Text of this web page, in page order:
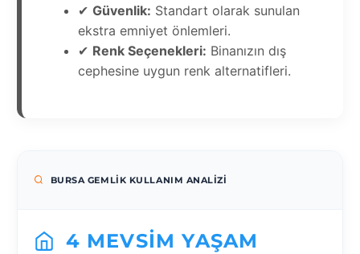
✔ Güvenlik: Standart olarak sunulan
ekstra emniyet önlemleri.
✔ Renk Seçenekleri: Binanızın dış
cephesine uygun renk alternatifleri.
BURSA GEMLIK KULLANIM ANALIZI
4 MEVSIM YAŞAM